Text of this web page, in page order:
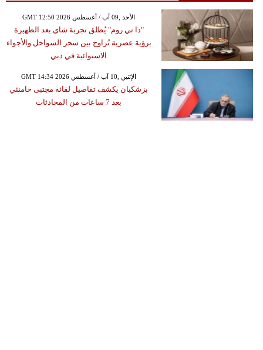
GMT 12:50 2026 الأحد ,09 آب / أغسطس
"ذا تي روم" يُطلق تجربة شاي بعد الظهيرة
برؤية عصرية تُزاوج بين سحر السواحل والأجواء
الاستوائية في دبي
GMT 14:34 2026 الإثنين ,10 آب / أغسطس
بزشكيان يكشف تفاصيل لقائه مجتبى خامنئي
بعد 7 ساعات من المحادثات